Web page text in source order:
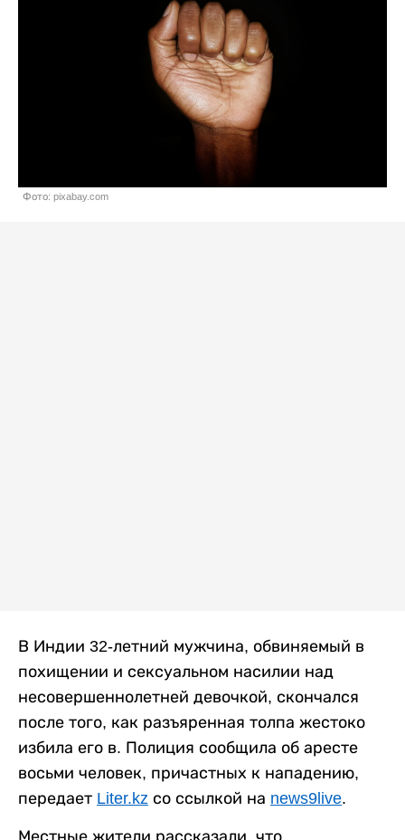
Фото: pixabay.com
В Индии 32-летний мужчина, обвиняемый в
похищении и сексуальном насилии над
несовершеннолетней девочкой, скончался
после того, как разъяренная толпа жестоко
избила его в. Полиция сообщила об аресте
восьми человек, причастных к нападению,
передает Liter.kz со ссылкой на news9live.